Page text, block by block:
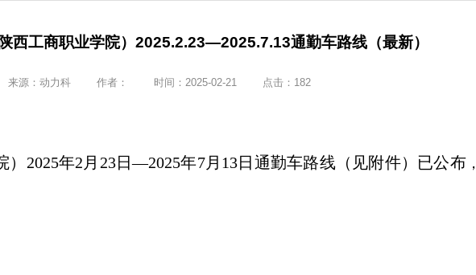
西工商职业学院）2025.2.23—2025.7.13通勤车路线（最新）
来源： 动力科 作者： 时间：2025-02-21 点击： 182
2025年2月23日—2025年7月13日通勤车路线（见附件） 已公布，